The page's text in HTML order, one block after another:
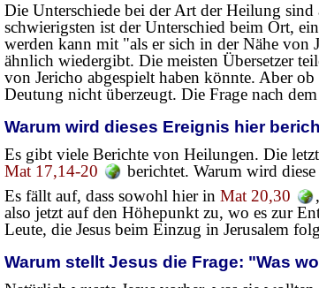
Die Unterschiede bei der Art der Heilung
schwierigsten ist der Unterschied beim Ort,
werden kann mit "als er sich in der Nähe von
ähnlich wiedergibt. Die meisten Übersetzer
von Jericho abgespielt haben könnte. Aber
Deutung nicht überzeugt. Die Frage nach
Warum wird dieses Ereignis hier
Es gibt viele Berichte von Heilungen. Die
Mat 17,14-20
berichtet. Warum wird
Es fällt auf, dass sowohl hier in Mat 20,30
also jetzt auf den Höhepunkt zu, wo es zur
Leute, die Jesus beim Einzug in Jerusalem
Warum stellt Jesus die Frage: "Was